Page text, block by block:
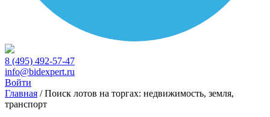
8 (495) 492-57-47
info@bidexpert.ru
Войти
Главная /Поиск лотов на торгах: недвижимость, земля,
транспорт